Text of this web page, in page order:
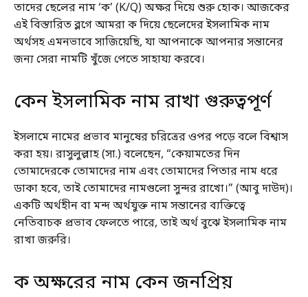
তাদের ছেলের নাম ‘ক’ (K/Q) অক্ষর দিয়ে শুরু হোক। আজকের
এই বিস্তারিত ব্লগে আমরা ক দিয়ে ছেলেদের ইসলামিক নাম
অর্থসহ এমনভাবে সাজিয়েছি, যা আপনাকে আপনার সন্তানের
জন্য সেরা নামটি খুঁজে পেতে সাহায্য করবে।
কেন ইসলামিক নাম রাখা গুরুত্বপূর্ণ
ইসলামে নামের প্রভাব মানুষের চরিত্রের ওপর পড়ে বলে বিশ্বাস
করা হয়। রাসুলুল্লাহ (সা.) বলেছেন, “কেয়ামতের দিন
তোমাদেরকে তোমাদের নাম এবং তোমাদের পিতার নাম ধরে
ডাকা হবে, তাই তোমাদের নামগুলো সুন্দর রাখো।” (আবু দাউদ)।
একটি অর্থহীন বা মন্দ অর্থযুক্ত নাম সন্তানের ব্যক্তিত্বে
নেতিবাচক প্রভাব ফেলতে পারে, তাই অর্থ বুঝে ইসলামিক নাম
রাখা জরুরি।
ক অক্ষরের নাম কেন জনপ্রিয়